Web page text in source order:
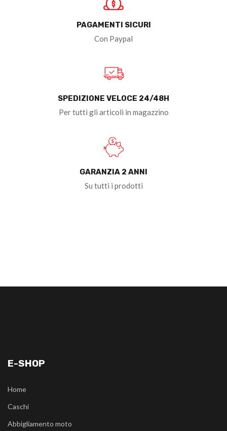
PAGAMENTI SICURI
Con Paypal
SPEDIZIONE VELOCE 24/48H
Per tutti gli articoli in magazzino
GARANZIA 2 ANNI
Su tutti i prodotti
E-SHOP
Home
Caschi
Abbigliamento moto